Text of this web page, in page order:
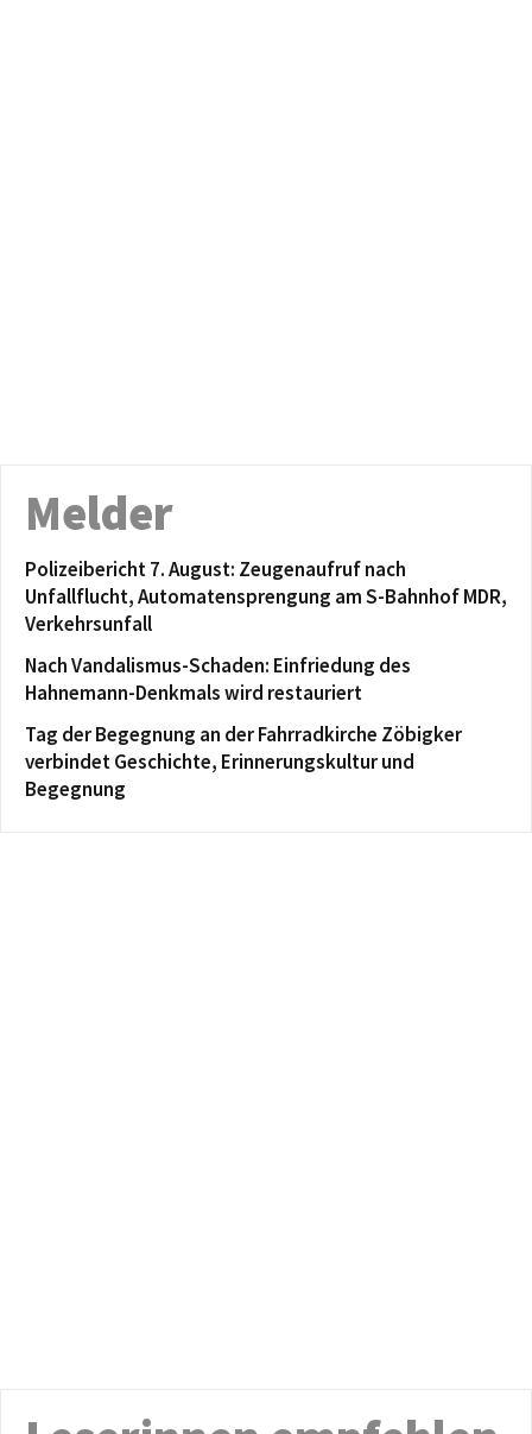
Melder
Polizeibericht 7. August: Zeugenaufruf nach
Unfallflucht, Automatensprengung am S-Bahnhof MDR,
Verkehrsunfall
Nach Vandalismus-Schaden: Einfriedung des
Hahnemann-Denkmals wird restauriert
Tag der Begegnung an der Fahrradkirche Zöbigker
verbindet Geschichte, Erinnerungskultur und
Begegnung